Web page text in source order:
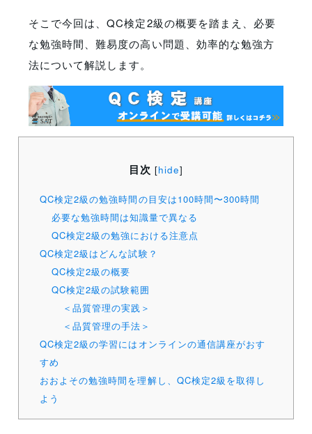
そこで今回は、QC検定2級の概要を踏まえ、必要
な勉強時間、難易度の高い問題、効率的な勉強方
法について解説します。
目次 [hide]
QC検定2級の勉強時間の目安は100時間〜300時間
必要な勉強時間は知識量で異なる
QC検定2級の勉強における注意点
QC検定2級はどんな試験？
QC検定2級の概要
QC検定2級の試験範囲
＜品質管理の実践＞
＜品質管理の手法＞
QC検定2級の学習にはオンラインの通信講座がおす
すめ
おおよその勉強時間を理解し、QC検定2級を取得し
よう